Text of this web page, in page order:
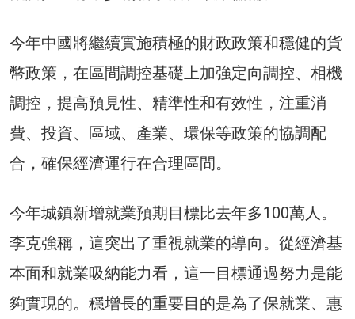
今年中國將繼續實施積極的財政政策和穩健的貨
幣政策，在區間調控基礎上加強定向調控、相機
調控，提高預見性、精準性和有效性，注重消
費、投資、區域、產業、環保等政策的協調配
合，確保經濟運行在合理區間。
今年城鎮新增就業預期目標比去年多100萬人。
李克強稱，這突出了重視就業的導向。從經濟基
本面和就業吸納能力看，這一目標通過努力是能
夠實現的。穩增長的重要目的是為了保就業、惠